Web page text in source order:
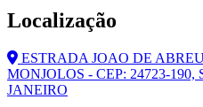
Localização
ESTRADA JOAO DE
MONJOLOS - CEP: 24723-
JANEIRO